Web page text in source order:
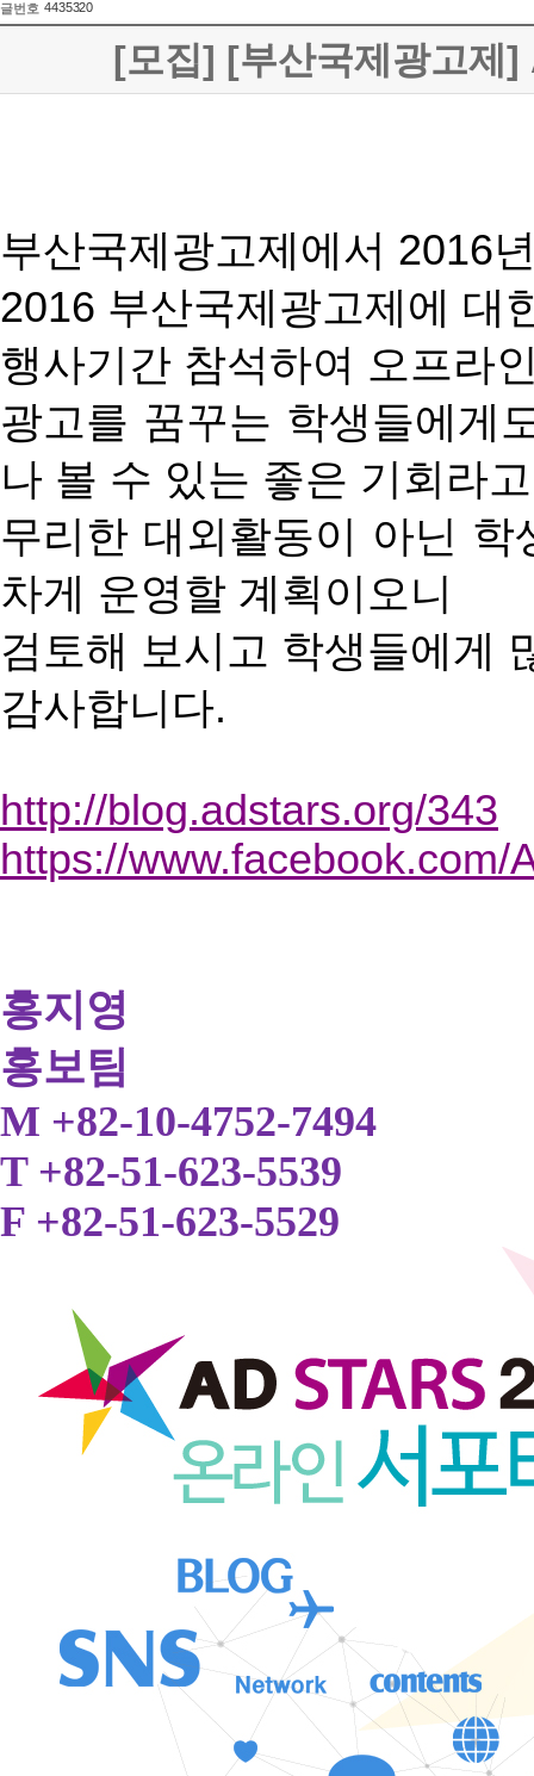
글번호 4435320
[모집] [부산국제광고제]
부산국제광고제에서 2016
2016 부산국제광고제에 대
행사기간 참석하여 오프라
광고를 꿈꾸는 학생들에게
나 볼 수 있는 좋은 기회라고
무리한 대외활동이 아닌 학
차게 운영할 계획이오니
검토해 보시고 학생들에게
감사합니다.
http://blog.adstars.org/343
https://
홍지영
홍보팀
M +82-10-4752-7494
T +82-51-623-5539
F +82-51-623-5529